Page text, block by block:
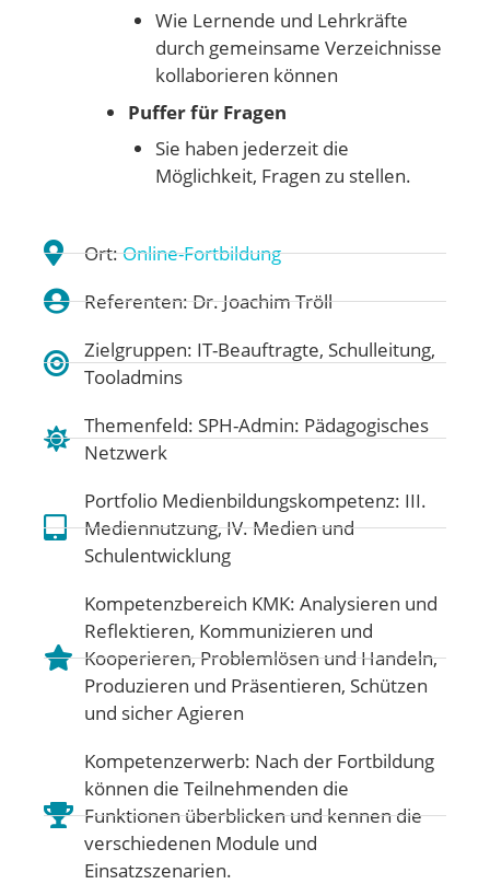
Wie Lernende und Lehrkräfte
durch gemeinsame Verzeichnisse
kollaborieren können
Puffer für Fragen
Sie haben jederzeit die
Möglichkeit, Fragen zu stellen.
Ort:Online-Fortbildung
Referenten: Dr. Joachim Tröll
Zielgruppen: IT-Beauftragte, Schulleitung,
Tooladmins
Themenfeld: SPH-Admin: Pädagogisches
Netzwerk
Portfolio Medienbildungskompetenz: III.
Mediennutzung,IV. Medien und
Schulentwicklung
Kompetenzbereich KMK: Analysieren und
Reflektieren, Kommunizieren und
Kooperieren,Problemlösen und Handeln,
Produzieren und Präsentieren, Schützen
und sicher Agieren
Kompetenzerwerb: Nach der Fortbildung
können die Teilnehmenden die
Funktionen überblicken und kennen die
verschiedenen Module und
Einsatzszenarien.